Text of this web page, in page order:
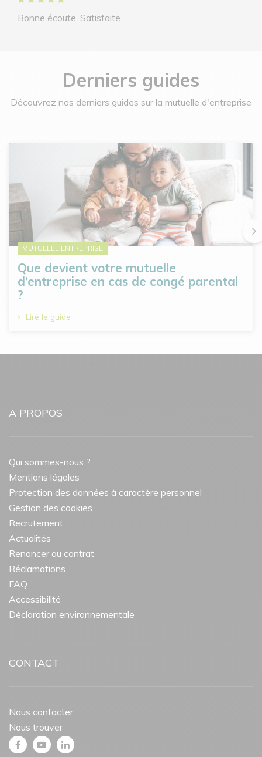
Bonne écoute. Satisfaite.
Derniers guides
Découvrez nos derniers guides sur la mutuelle d'entreprise
MUTUELLE ENTREPRISE
Que devient votre mutuelle
d’entreprise en cas de congé parental
?
Lire le guide
A PROPOS
Qui sommes-nous ?
Mentions légales
Protection des données à caractère personnel
Gestion des cookies
Recrutement
Actualités
Renoncer au contrat
Réclamations
FAQ
Accessibilité
Déclaration environnementale
CONTACT
Nous contacter
Nous trouver